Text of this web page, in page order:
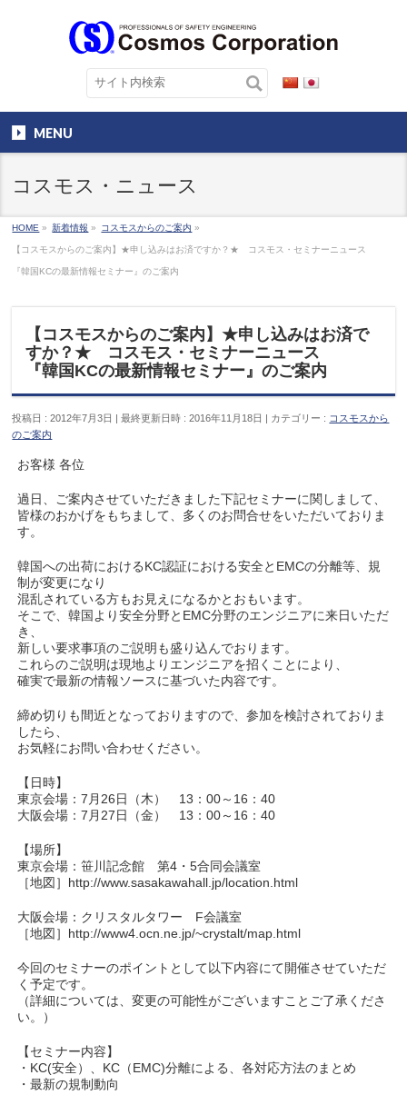
MENU
コスモス・ニュース
HOME » 新着情報 » コスモスからのご案内 »
【コスモスからのご案内】★申し込みはお済ですか？★ コスモス・セミナーニュース
『韓国KCの最新情報セミナー』のご案内
【コスモスからのご案内】★申し込みはお済で
すか？★ コスモス・セミナーニュース
『韓国KCの最新情報セミナー』のご案内
投稿日 : 2012年7月3日 最終更新日時 : 2016年11月18日 カテゴリー : コスモスから
のご案内
お客様 各位
過日、ご案内させていただきました下記セミナーに関しまして、
皆様のおかげをもちまして、多くのお問合せをいただいておりま
す。
韓国への出荷におけるKC認証における安全とEMCの分離等、規
制が変更になり
混乱されている方もお見えになるかとおもいます。
そこで、韓国より安全分野とEMC分野のエンジニアに来日いただ
き、
新しい要求事項のご説明も盛り込んでおります。
これらのご説明は現地よりエンジニアを招くことにより、
確実で最新の情報ソースに基づいた内容です。
締め切りも間近となっておりますので、参加を検討されておりま
したら、
お気軽にお問い合わせください。
【日時】
東京会場：7月26日（木） 13：00～16：40
大阪会場：7月27日（金） 13：00～16：40
【場所】
東京会場：笹川記念館 第4・5合同会議室
［地図］http://www.sasakawahall.jp/location.html
大阪会場：クリスタルタワー F会議室
［地図］http://www4.ocn.ne.jp/~crystalt/map.html
今回のセミナーのポイントとして以下内容にて開催させていただ
く予定です。
（詳細については、変更の可能性がございますことご了承くださ
い。）
【セミナー内容】
・KC(安全）、KC（EMC)分離による、各対応方法のまとめ
・最新の規制動向